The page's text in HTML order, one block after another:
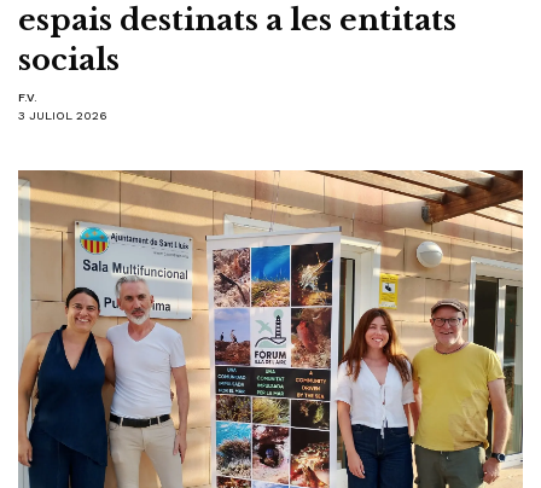
espais destinats a les entitats
socials
F.V.
3 JULIOL 2026